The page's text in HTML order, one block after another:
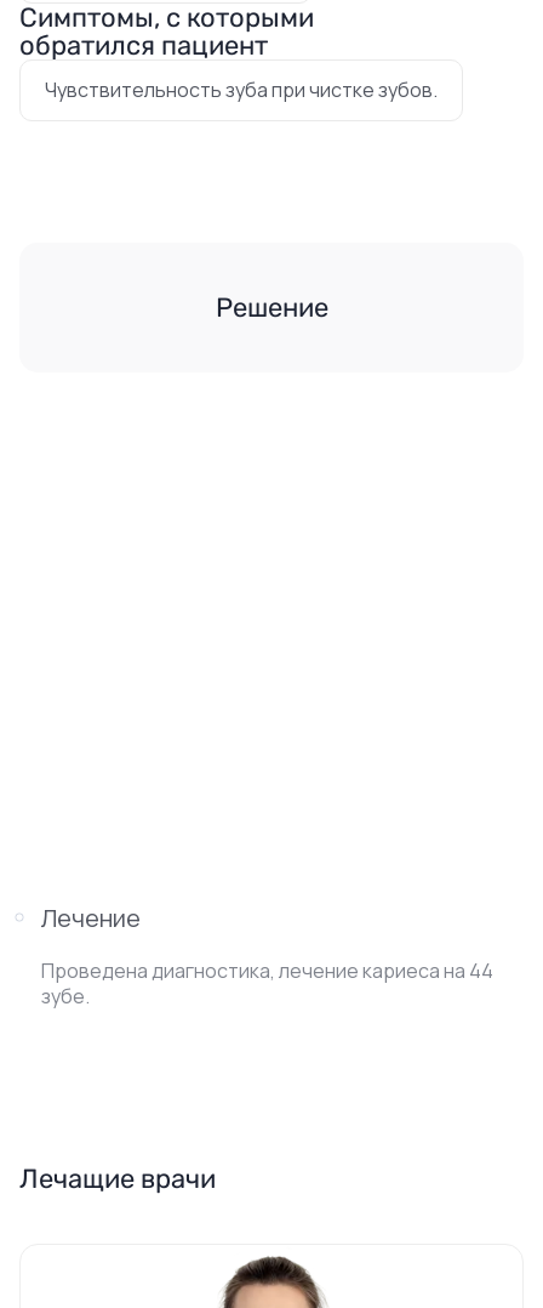
Симптомы, с которыми
обратился пациент
Чувствительность зуба при чистке зубов.
Решение
Лечение
Проведена диагностика, лечение кариеса на 44
зубе.
Лечащие врачи